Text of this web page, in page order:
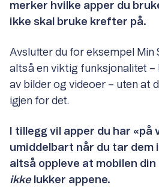
merker hvilke apper du
ikke skal bruke krefter på.
Avslutter du for eksempel Min
altså en viktig funksjonalitet
av bilder og videoer – uten at
igjen for det.
I tillegg vil apper du har
umiddelbart når du tar dem i
altså oppleve at mobilen
ikkelukker appene.